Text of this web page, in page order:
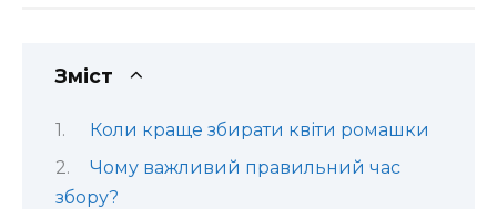
Зміст
Коли краще збирати квіти ромашки
Чому важливий правильний час
збору?